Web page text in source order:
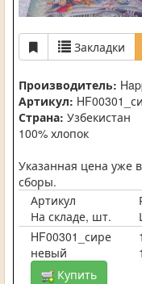
Закладки
Производитель:
Артикул:
Страна: Узбекистан
100% хлопок
Указанная цена уже
сборы.
Артикул
На складе, шт.
HF00301_сире
невый
1
Купить